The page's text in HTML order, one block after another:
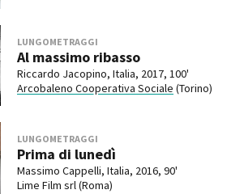
LUNGOMETRAGGI
Al massimo ribasso
Riccardo Jacopino, Italia, 2017, 100'
Arcobaleno Cooperativa Sociale (Torino)
LUNGOMETRAGGI
Prima di lunedì
Massimo Cappelli, Italia, 2016, 90'
Lime Film srl (Roma)